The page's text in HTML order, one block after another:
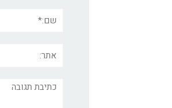
תגובה